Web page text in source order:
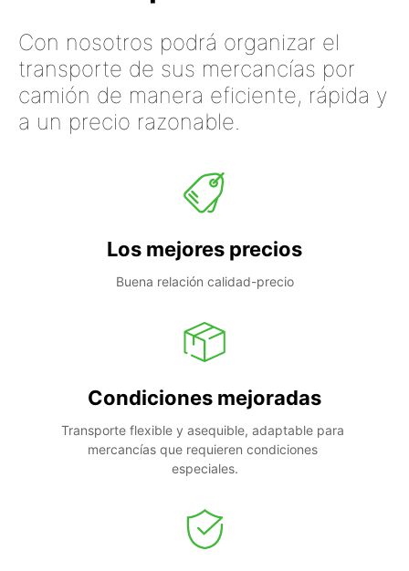
Con nosotros podrá organizar el
transporte de sus mercancías por
camión de manera eficiente, rápida y
a un precio razonable.
Los mejores precios
Buena relación calidad-precio
Condiciones mejoradas
Transporte flexible y asequible, adaptable para
mercancías que requieren condiciones
especiales.